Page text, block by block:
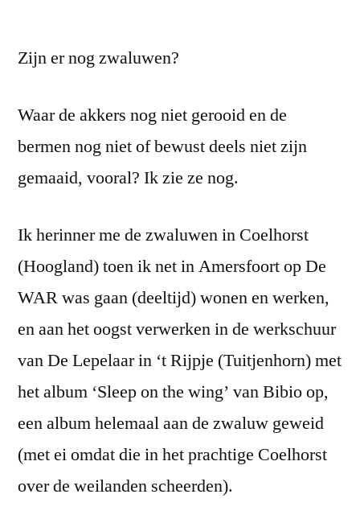
Zijn er nog zwaluwen?
Waar de akkers nog niet gerooid en de
bermen nog niet of bewust deels niet zijn
gemaaid, vooral? Ik zie ze nog.
Ik herinner me de zwaluwen in Coelhorst
(Hoogland) toen ik net in Amersfoort op De
WAR was gaan (deeltijd) wonen en werken,
en aan het oogst verwerken in de werkschuur
van De Lepelaar in ‘t Rijpje (Tuitjenhorn) met
het album ‘Sleep on the wing’ van Bibio op,
een album helemaal aan de zwaluw geweid
(met ei omdat die in het prachtige Coelhorst
over de weilanden scheerden).